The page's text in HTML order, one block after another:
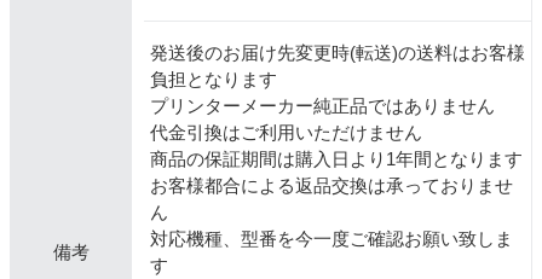
備考
発送後のお届け先変更時(転送)の送料はお客様
負担となります
プリンターメーカー純正品ではありません
代金引換はご利用いただけません
商品の保証期間は購入日より1年間となります
お客様都合による返品交換は承っておりませ
ん
対応機種、型番を今一度ご確認お願い致しま
す